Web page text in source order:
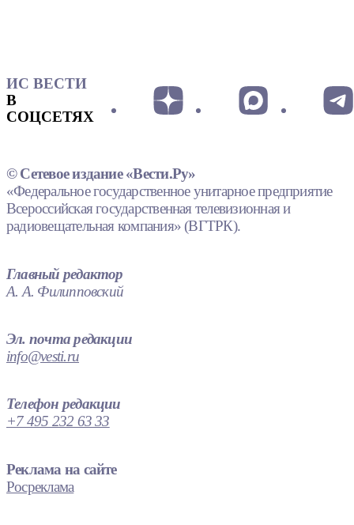
ИС ВЕСТИ
В
СОЦСЕТЯХ
© Сетевое издание «Вести.Ру»
«Федеральное государственное унитарное предприятие
Всероссийская государственная телевизионная и
радиовещательная компания» (ВГТРК).
Главный редактор
А. А. Филипповский
Эл. почта редакции
info@vesti.ru
Телефон редакции
+7 495 232 63 33
Реклама на сайте
Росреклама